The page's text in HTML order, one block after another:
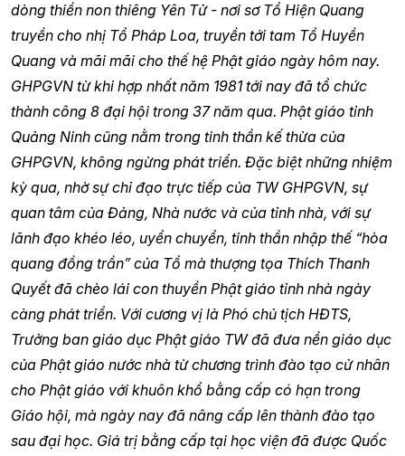
dòng thiền non thiêng Yên Tử - nơi sơ Tổ Hiện Quang
truyền cho nhị Tổ Pháp Loa, truyền tới tam Tổ Huyền
Quang và mãi mãi cho thế hệ Phật giáo ngày hôm nay.
GHPGVN từ khi hợp nhất năm 1981 tới nay đã tổ chức
thành công 8 đại hội trong 37 năm qua. Phật giáo tỉnh
Quảng Ninh cũng nằm trong tinh thần kế thừa của
GHPGVN, không ngừng phát triển. Đặc biệt những nhiệm
kỳ qua, nhờ sự chỉ đạo trực tiếp của TW GHPGVN, sự
quan tâm của Đảng, Nhà nước và của tỉnh nhà, với sự
lãnh đạo khéo léo, uyển chuyển, tinh thần nhập thế “hòa
quang đồng trần” của Tổ mà thượng tọa Thích Thanh
Quyết đã chèo lái con thuyền Phật giáo tỉnh nhà ngày
càng phát triển. Với cương vị là Phó chủ tịch HĐTS,
Trưởng ban giáo dục Phật giáo TW đã đưa nền giáo dục
của Phật giáo nước nhà từ chương trình đào tạo cử nhân
cho Phật giáo với khuôn khổ bằng cấp có hạn trong
Giáo hội, mà ngày nay đã nâng cấp lên thành đào tạo
sau đại học. Giá trị bằng cấp tại học viện đã được Quốc